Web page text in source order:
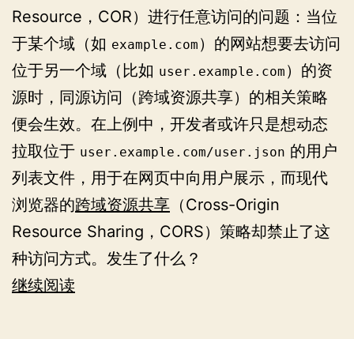
Resource，COR）进行任意访问的问题：当位
于某个域（如 example.com ）的网站想要去访问
位于另一个域（比如 user.example.com ）的资
源时，同源访问（跨域资源共享）的相关策略
便会生效。在上例中，开发者或许只是想动态
拉取位于 user.example.com/user.json 的用户
列表文件，用于在网页中向用户展示，而现代
浏览器的跨域资源共享 （Cross-Origin
Resource Sharing，CORS）策略却禁止了这
种访问方式。发生了什么？
继续阅读